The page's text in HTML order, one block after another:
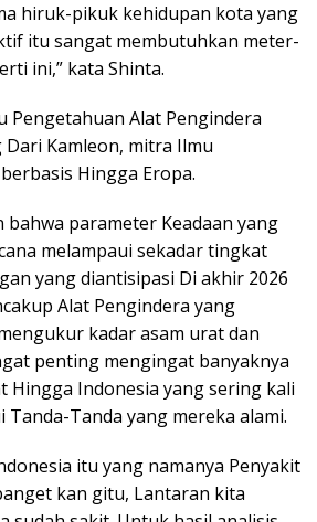
hiruk-pikuk kehidupan kota yang
itu sangat membutuhkan meter-
ini,” kata Shinta.
Pengetahuan Alat Pengindera
Kamleon, mitra Ilmu
Hingga Eropa.
bahwa parameter Keadaan yang
melampaui sekadar tingkat
yang diantisipasi Di akhir 2026
Alat Pengindera yang
kadar asam urat dan
penting mengingat banyaknya
Hingga Indonesia yang sering kali
Tanda yang mereka alami.
itu yang namanya Penyakit
kan gitu, Lantaran kita